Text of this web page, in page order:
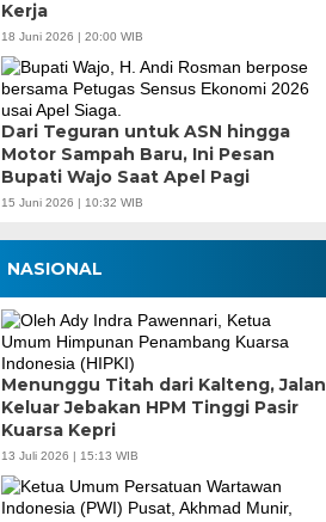
Kerja
18 Juni 2026 | 20:00 WIB
Dari Teguran untuk ASN hingga
Motor Sampah Baru, Ini Pesan
Bupati Wajo Saat Apel Pagi
15 Juni 2026 | 10:32 WIB
NASIONAL
Menunggu Titah dari Kalteng, Jalan
Keluar Jebakan HPM Tinggi Pasir
Kuarsa Kepri
13 Juli 2026 | 15:13 WIB